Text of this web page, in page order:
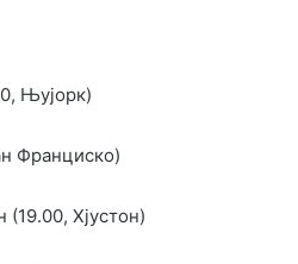
Њујорк)
Франциско)
(19.00, Хјустон)